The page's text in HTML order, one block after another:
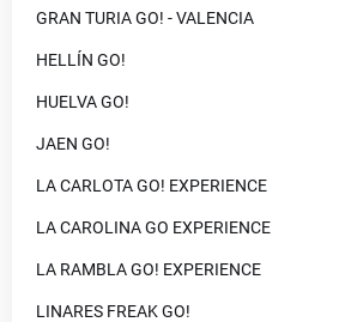
GRAN TURIA GO! - VALENCIA
HELLÍN GO!
HUELVA GO!
JAEN GO!
LA CARLOTA GO! EXPERIENCE
LA CAROLINA GO EXPERIENCE
LA RAMBLA GO! EXPERIENCE
LINARES FREAK GO!